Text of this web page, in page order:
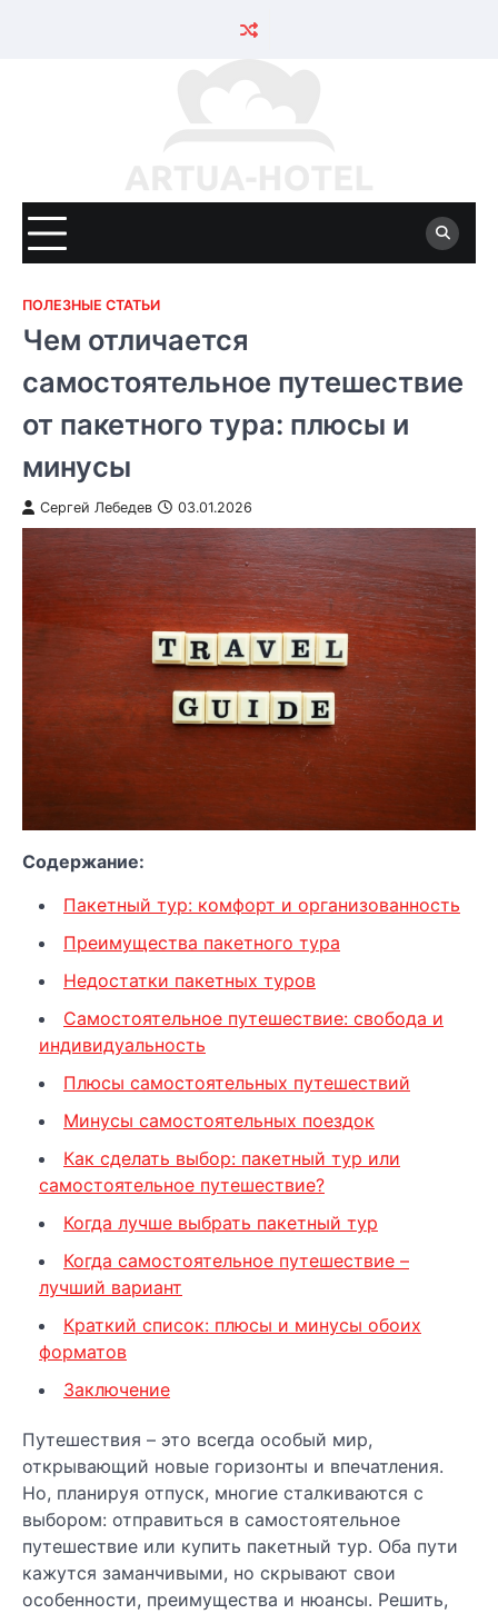
ПОЛЕЗНЫЕ СТАТЬИ
Чем отличается
самостоятельное путешествие
от пакетного тура: плюсы и
минусы
Сергей Лебедев 03.01.2026
Содержание:
Пакетный тур: комфорт и организованность
Преимущества пакетного тура
Недостатки пакетных туров
Самостоятельное путешествие: свобода и
индивидуальность
Плюсы самостоятельных путешествий
Минусы самостоятельных поездок
Как сделать выбор: пакетный тур или
самостоятельное путешествие?
Когда лучше выбрать пакетный тур
Когда самостоятельное путешествие –
лучший вариант
Краткий список: плюсы и минусы обоих
форматов
Заключение
Путешествия – это всегда особый мир,
открывающий новые горизонты и впечатления.
Но, планируя отпуск, многие сталкиваются с
выбором: отправиться в самостоятельное
путешествие или купить пакетный тур. Оба пути
кажутся заманчивыми, но скрывают свои
особенности, преимущества и нюансы. Решить,